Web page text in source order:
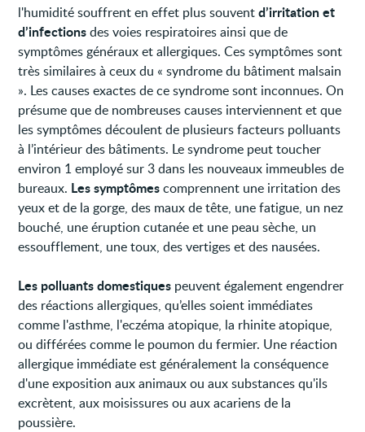
l'humidité souffrent en effet plus souventd’irritation et
d’infectionsdes voies respiratoires ainsi que de
symptômes généraux et allergiques. Ces symptômes sont
très similaires à ceux du « syndrome du bâtiment malsain
». Les causes exactes de ce syndrome sont inconnues. On
présume que de nombreuses causes interviennent et que
les symptômes découlent de plusieurs facteurs polluants
à l’intérieur des bâtiments. Le syndrome peut toucher
environ 1 employé sur 3 dans les nouveaux immeubles de
bureaux. Les symptômescomprennent une irritation des
yeux et de la gorge, des maux de tête, une fatigue, un nez
bouché, une éruption cutanée et une peau sèche, un
essoufflement, une toux, des vertiges et des nausées.
Les polluants domestiques peuvent également engendrer
des réactions allergiques, qu’elles soient immédiates
comme l'asthme, l'eczéma atopique, la rhinite atopique,
ou différées comme le poumon du fermier. Une réaction
allergique immédiate est généralement la conséquence
d'une exposition aux animaux ou aux substances qu'ils
excrètent, aux moisissures ou aux acariens de la
poussière.